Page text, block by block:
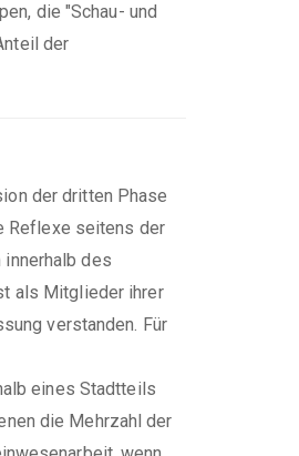
die "Schau- und
der
der dritten Phase
Reflexe seitens der
des
als Mitglieder ihrer
verstanden. Für
eines Stadtteils
die Mehrzahl der